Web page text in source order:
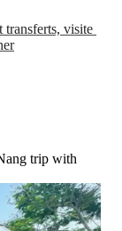
transferts, visite
trip with